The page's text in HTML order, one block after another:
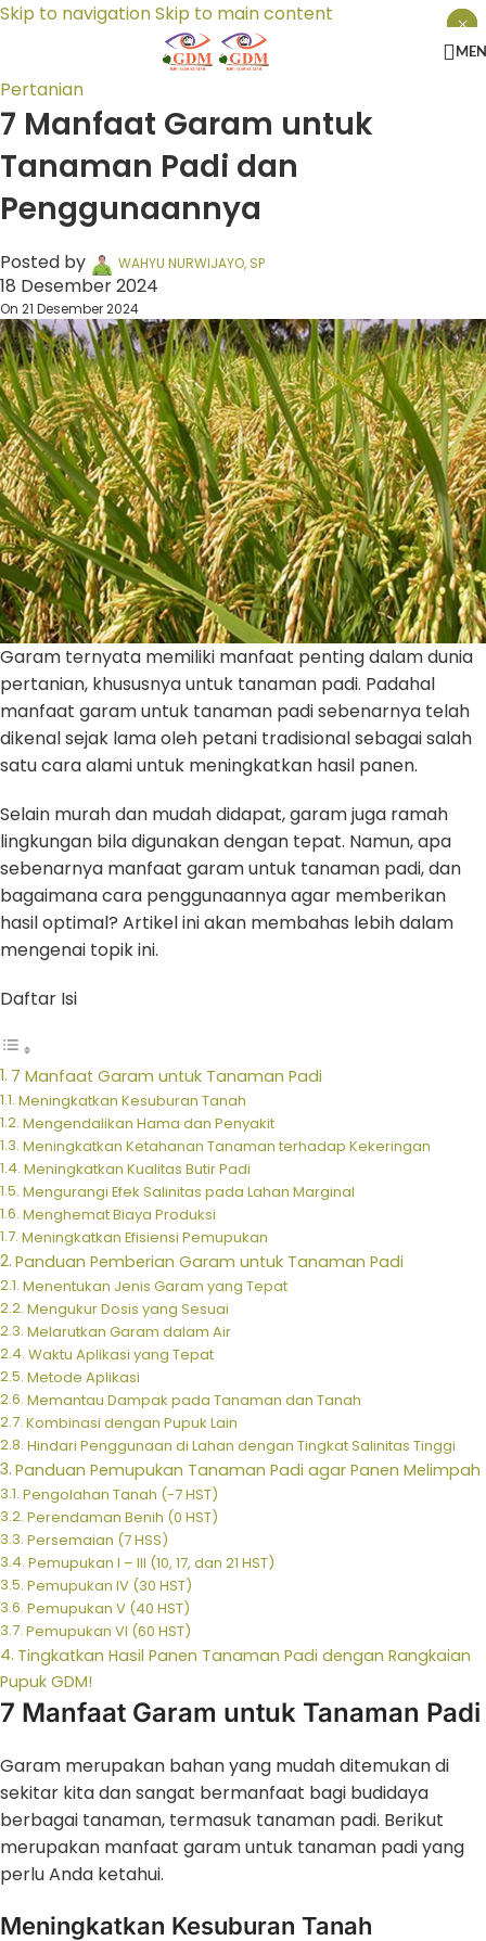
Skip to navigationSkip to main content
Pertanian
7 Manfaat Garam untuk
Tanaman Padi dan
Penggunaannya
Posted by WAHYU NURWIJAYO, SP
18 Desember 2024
On 21 Desember 2024
Garam ternyata memiliki manfaat penting dalam dunia
pertanian, khususnya untuk tanaman padi. Padahal
manfaat garam untuk tanaman padi sebenarnya telah
dikenal sejak lama oleh petani tradisional sebagai salah
satu cara alami untuk meningkatkan hasil panen.
Selain murah dan mudah didapat, garam juga ramah
lingkungan bila digunakan dengan tepat. Namun, apa
sebenarnya manfaat garam untuk tanaman padi, dan
bagaimana cara penggunaannya agar memberikan
hasil optimal? Artikel ini akan membahas lebih dalam
mengenai topik ini.
Daftar Isi
7 Manfaat Garam untuk Tanaman Padi
Meningkatkan Kesuburan Tanah
Mengendalikan Hama dan Penyakit
Meningkatkan Ketahanan Tanaman terhadap Kekeringan
Meningkatkan Kualitas Butir Padi
Mengurangi Efek Salinitas pada Lahan Marginal
Menghemat Biaya Produksi
Meningkatkan Efisiensi Pemupukan
Panduan Pemberian Garam untuk Tanaman Padi
Menentukan Jenis Garam yang Tepat
Mengukur Dosis yang Sesuai
Melarutkan Garam dalam Air
Waktu Aplikasi yang Tepat
Metode Aplikasi
Memantau Dampak pada Tanaman dan Tanah
Kombinasi dengan Pupuk Lain
Hindari Penggunaan di Lahan dengan Tingkat Salinitas Tinggi
Panduan Pemupukan Tanaman Padi agar Panen Melimpah
Pengolahan Tanah (-7 HST)
Perendaman Benih (0 HST)
Persemaian (7 HSS)
Pemupukan I – III (10, 17, dan 21 HST)
Pemupukan IV (30 HST)
Pemupukan V (40 HST)
Pemupukan VI (60 HST)
Tingkatkan Hasil Panen Tanaman Padi dengan Rangkaian
Pupuk GDM!
7 Manfaat Garam untuk Tanaman Padi
Garam merupakan bahan yang mudah ditemukan di
sekitar kita dan sangat bermanfaat bagi budidaya
berbagai tanaman, termasuk tanaman padi. Berikut
merupakan manfaat garam untuk tanaman padi yang
perlu Anda ketahui.
Meningkatkan Kesuburan Tanah
×
×
×